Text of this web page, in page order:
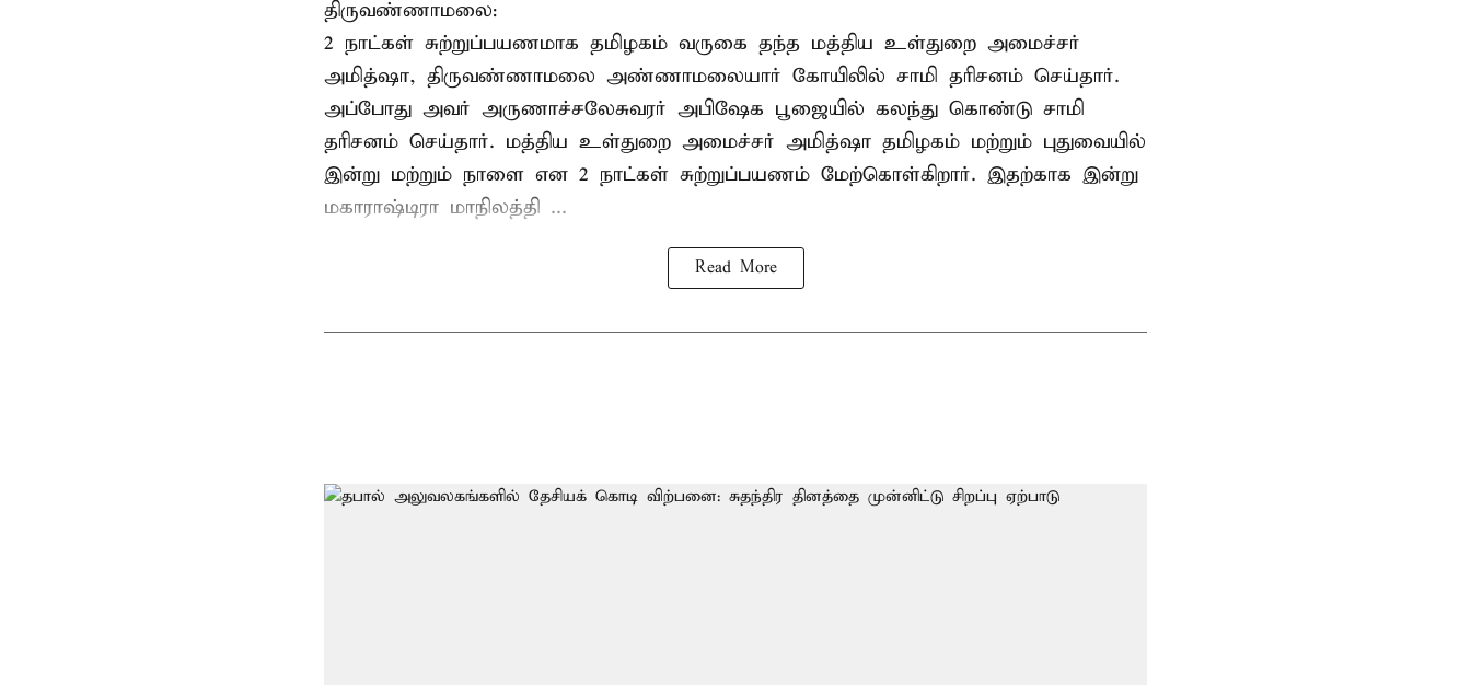
திருவண்ணாமலை:
2 நாட்கள் சுற்றுப்பயணமாக தமிழகம் வருகை தந்த மத்திய உள்துறை அமைச்சர்
அமித்ஷா, திருவண்ணாமலை அண்ணாமலையார் கோயிலில் சாமி தரிசனம் செய்தார்.
அப்போது அவர் அருணாச்சலேசுவரர் அபிஷேக பூஜையில் கலந்து கொண்டு சாமி
தரிசனம் செய்தார். மத்திய உள்துறை அமைச்சர் அமித்ஷா தமிழகம் மற்றும் புதுவையில்
இன்று மற்றும் நாளை என 2 நாட்கள் சுற்றுப்பயணம் மேற்கொள்கிறார். இதற்காக இன்று
மகாராஷ்டிரா மாநிலத்தி ...
Read More